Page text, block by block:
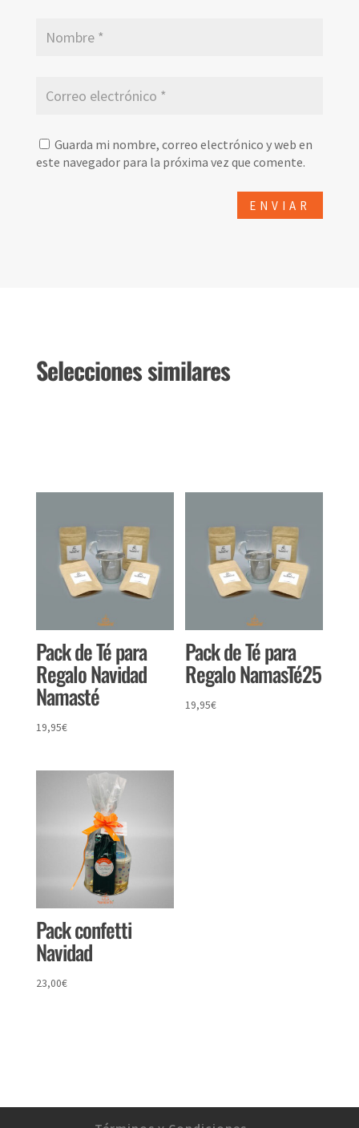
Guarda mi nombre, correo electrónico y web en
este navegador para la próxima vez que comente.
Selecciones similares
Pack de Té para
Regalo Navidad
Namasté
19,95€
Pack de Té para
Regalo NamasTé25
19,95€
Pack confetti
Navidad
23,00€